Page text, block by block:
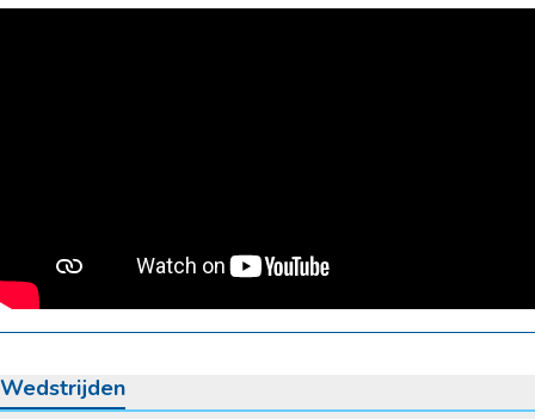
Wedstrijden